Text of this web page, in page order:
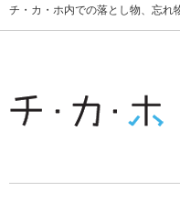
チ・カ・ホ内での落とし物、忘